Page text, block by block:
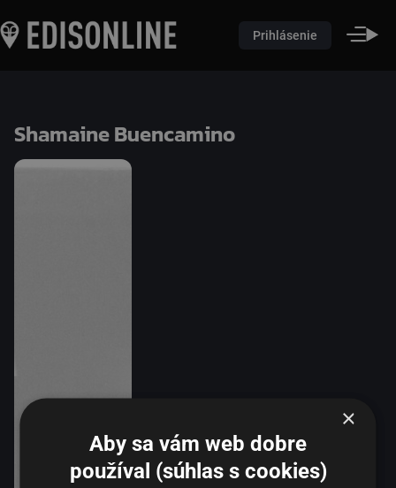
Prihlásenie
Shamaine Buencamino
×
Aby sa vám web dobre
používal (súhlas s cookies)